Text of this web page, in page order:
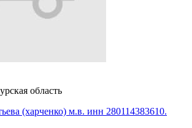
область
(харченко) м.в. инн 280114383610.